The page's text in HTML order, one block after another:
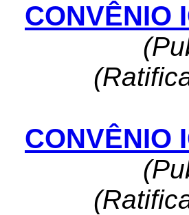
CONVÊNIO
CONVÊNIO